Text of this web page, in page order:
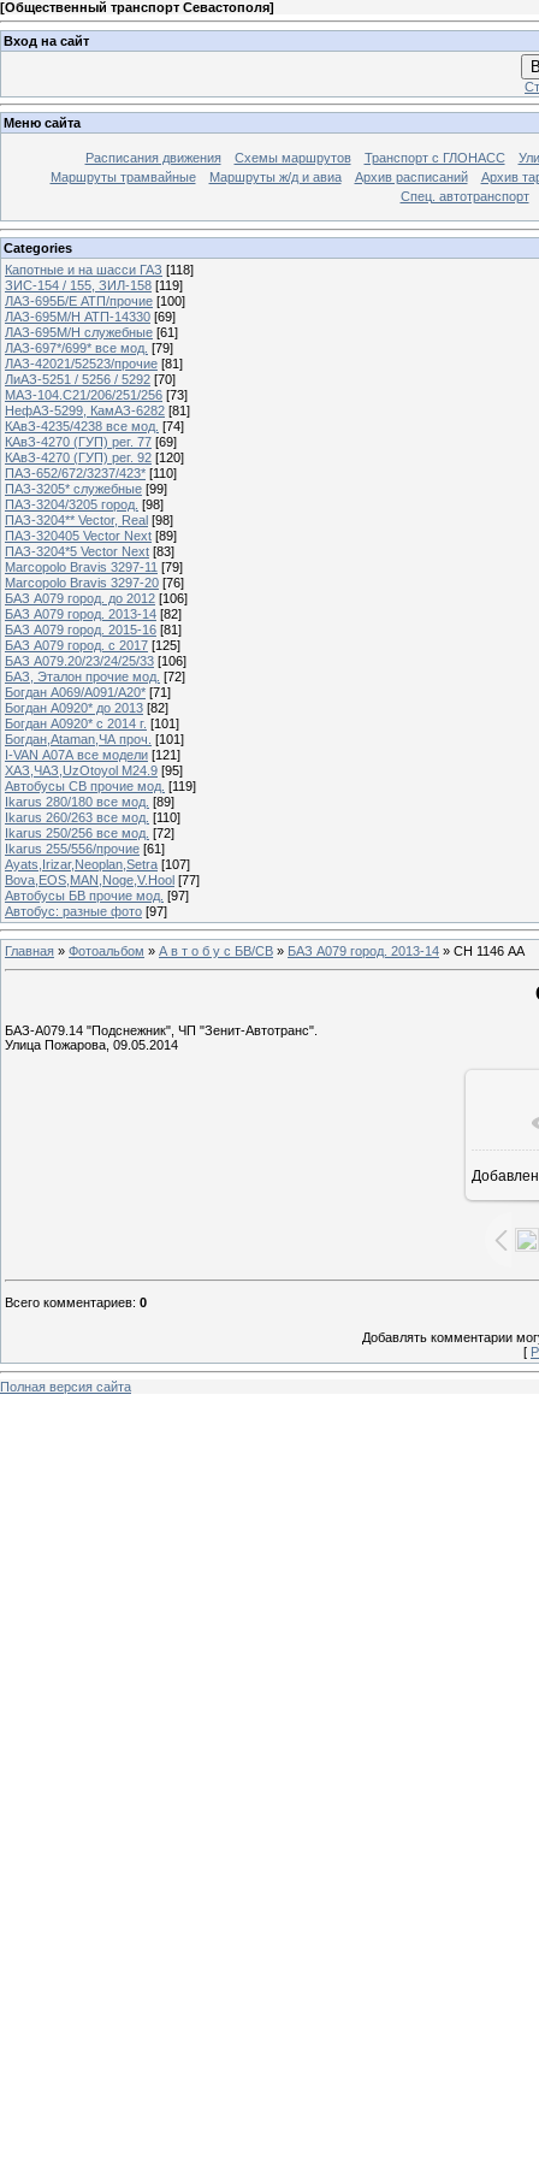
[Общественный транспорт Севастополя]
Вход на сайт
Меню сайта
Расписания движения Схемы маршрутов Транспорт с ГЛОНАСС
Маршруты трамвайные
Маршруты ж/д и авиа Архив расписаний
Архив
Спец. автотранспорт
Categories
Капотные и на шасси ГАЗ [118]
ЗИС-154 / 155, ЗИЛ-158 [119]
ЛАЗ-695Б/Е АТП/прочие [100]
ЛАЗ-695М/Н АТП-14330 [69]
ЛАЗ-695М/Н служебные [61]
ЛАЗ-697*/699* все мод. [79]
ЛАЗ-42021/52523/прочие [81]
ЛиАЗ-5251 / 5256 / 5292 [70]
МАЗ-104.C21/206/251/256 [73]
НефАЗ-5299, КамАЗ-6282 [81]
КАвЗ-4235/4238 все мод. [74]
КАвЗ-4270 (ГУП) рег. 77 [69]
КАвЗ-4270 (ГУП) рег. 92 [120]
ПАЗ-652/672/3237/423* [110]
ПАЗ-3205* служебные [99]
ПАЗ-3204/3205 город. [98]
ПАЗ-3204** Vector, Real [98]
ПАЗ-320405 Vector Next [89]
ПАЗ-3204*5 Vector Next [83]
Marcopolo Bravis 3297-11 [79]
Marcopolo Bravis 3297-20 [76]
БАЗ А079 город. до 2012 [106]
БАЗ А079 город. 2013-14 [82]
БАЗ А079 город. 2015-16 [81]
БАЗ А079 город. с 2017 [125]
БАЗ А079.20/23/24/25/33 [106]
БАЗ, Эталон прочие мод. [72]
Богдан А069/А091/А20* [71]
Богдан А0920* до 2013 [82]
Богдан А0920* с 2014 г. [101]
Богдан,Ataman,ЧА проч. [101]
I-VAN А07А все модели [121]
ХАЗ,ЧАЗ,UzOtoyol M24.9 [95]
Автобусы СВ прочие мод. [119]
Ikarus 280/180 все мод. [89]
Ikarus 260/263 все мод. [110]
Ikarus 250/256 все мод. [72]
Ikarus 255/556/прочие [61]
Ayats,Irizar,Neoplan,Setra [107]
Bova,EOS,MAN,Noge,V.Hool [77]
Автобусы БВ прочие мод. [97]
Автобус: разные фото [97]
Главная » Фотоальбом » А в т о б у с БВ/СВ » БАЗ А079 город. 2013-14 » СН 1146 АА
БАЗ-А079.14 "Подснежник", ЧП "Зенит-Автотранс".
Улица Пожарова, 09.05.2014
Всего комментариев: 0
Добавлять комментарии
[
Полная версия сайта